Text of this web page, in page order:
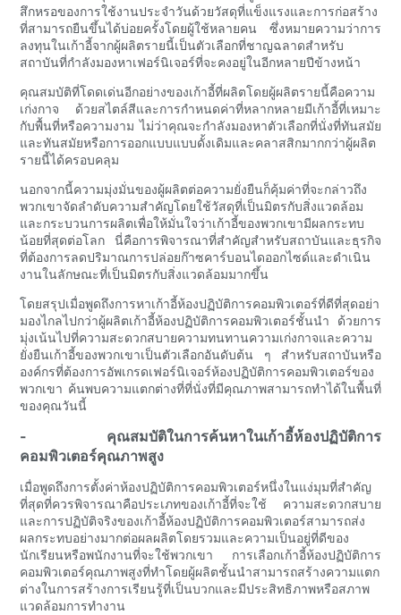
สึกหรอของการใช้งานประจำวันด้วยวัสดุที่แข็งแรงและการก่อสร้าง
ที่สามารถยืนขึ้นได้บ่อยครั้งโดยผู้ใช้หลายคน ซึ่งหมายความว่าการ
ลงทุนในเก้าอี้จากผู้ผลิตรายนี้เป็นตัวเลือกที่ชาญฉลาดสำหรับ
สถาบันที่กำลังมองหาเฟอร์นิเจอร์ที่จะคงอยู่ในอีกหลายปีข้างหน้า
คุณสมบัติที่โดดเด่นอีกอย่างของเก้าอี้ที่ผลิตโดยผู้ผลิตรายนี้คือความ
เก่งกาจ ด้วยสไตล์สีและการกำหนดค่าที่หลากหลายมีเก้าอี้ที่เหมาะ
กับพื้นที่หรือความงาม ไม่ว่าคุณจะกำลังมองหาตัวเลือกที่นั่งที่ทันสมัย
และทันสมัยหรือการออกแบบแบบดั้งเดิมและคลาสสิกมากกว่าผู้ผลิต
รายนี้ได้ครอบคลุม
นอกจากนี้ความมุ่งมั่นของผู้ผลิตต่อความยั่งยืนก็คุ้มค่าที่จะกล่าวถึง
พวกเขาจัดลำดับความสำคัญโดยใช้วัสดุที่เป็นมิตรกับสิ่งแวดล้อม
และกระบวนการผลิตเพื่อให้มั่นใจว่าเก้าอี้ของพวกเขามีผลกระทบ
น้อยที่สุดต่อโลก นี่คือการพิจารณาที่สำคัญสำหรับสถาบันและธุรกิจ
ที่ต้องการลดปริมาณการปล่อยก๊าซคาร์บอนไดออกไซด์และดำเนิน
งานในลักษณะที่เป็นมิตรกับสิ่งแวดล้อมมากขึ้น
โดยสรุปเมื่อพูดถึงการหาเก้าอี้ห้องปฏิบัติการคอมพิวเตอร์ที่ดีที่สุดอย่า
มองไกลไปกว่าผู้ผลิตเก้าอี้ห้องปฏิบัติการคอมพิวเตอร์ชั้นนำ ด้วยการ
มุ่งเน้นไปที่ความสะดวกสบายความทนทานความเก่งกาจและความ
ยั่งยืนเก้าอี้ของพวกเขาเป็นตัวเลือกอันดับต้น ๆ สำหรับสถาบันหรือ
องค์กรที่ต้องการอัพเกรดเฟอร์นิเจอร์ห้องปฏิบัติการคอมพิวเตอร์ของ
พวกเขา ค้นพบความแตกต่างที่ที่นั่งที่มีคุณภาพสามารถทำได้ในพื้นที่
ของคุณวันนี้
- คุณสมบัติในการค้นหาในเก้าอี้ห้องปฏิบัติการ
คอมพิวเตอร์คุณภาพสูง
เมื่อพูดถึงการตั้งค่าห้องปฏิบัติการคอมพิวเตอร์หนึ่งในแง่มุมที่สำคัญ
ที่สุดที่ควรพิจารณาคือประเภทของเก้าอี้ที่จะใช้ ความสะดวกสบาย
และการปฏิบัติจริงของเก้าอี้ห้องปฏิบัติการคอมพิวเตอร์สามารถส่ง
ผลกระทบอย่างมากต่อผลผลิตโดยรวมและความเป็นอยู่ที่ดีของ
นักเรียนหรือพนักงานที่จะใช้พวกเขา การเลือกเก้าอี้ห้องปฏิบัติการ
คอมพิวเตอร์คุณภาพสูงที่ทำโดยผู้ผลิตชั้นนำสามารถสร้างความแตก
ต่างในการสร้างการเรียนรู้ที่เป็นบวกและมีประสิทธิภาพหรือสภาพ
แวดล้อมการทำงาน